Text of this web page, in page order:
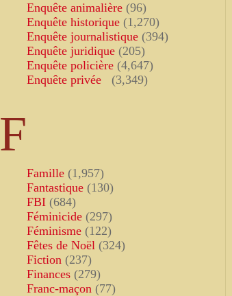
Enquête animalière (96)
Enquête historique (1,270)
Enquête journalistique (394)
Enquête juridique (205)
Enquête policière (4,647)
Enquête privée
(3,349)
F
Famille (1,957)
Fantastique (130)
FBI (684)
Féminicide (297)
Féminisme (122)
Fêtes de Noël (324)
Fiction (237)
Finances (279)
Franc-maçon (77)